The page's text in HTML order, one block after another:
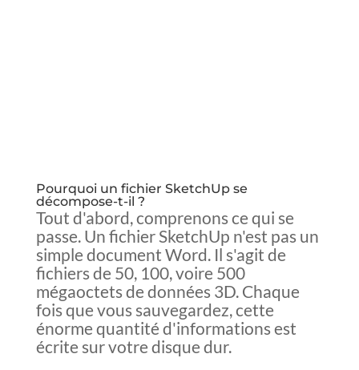
Pourquoi un fichier SketchUp se
décompose-t-il ?
Tout d'abord, comprenons ce qui se
passe. Un fichier SketchUp n'est pas un
simple document Word. Il s'agit de
fichiers de 50, 100, voire 500
mégaoctets de données 3D. Chaque
fois que vous sauvegardez, cette
énorme quantité d'informations est
écrite sur votre disque dur.